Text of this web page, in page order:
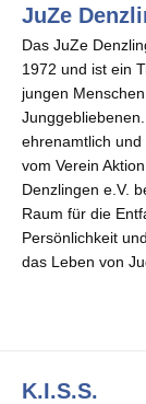
JuZe
Das JuZe
1972 und ist ein
jungen
ehrenamtlich
vom Verein
Denzlingen e.V.
Raum für die
Persönlichkeit
das Leben von
K.I.S.S.